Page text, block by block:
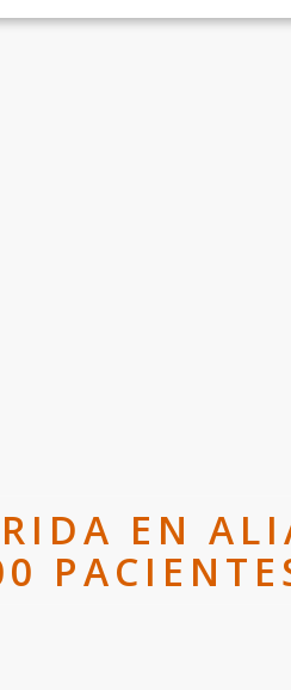
EN